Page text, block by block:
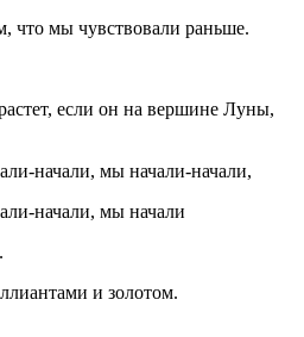
что мы чувствовали раньше.
если он на вершине Луны,
начали, мы начали-начали,
начали, мы начали
и золотом.